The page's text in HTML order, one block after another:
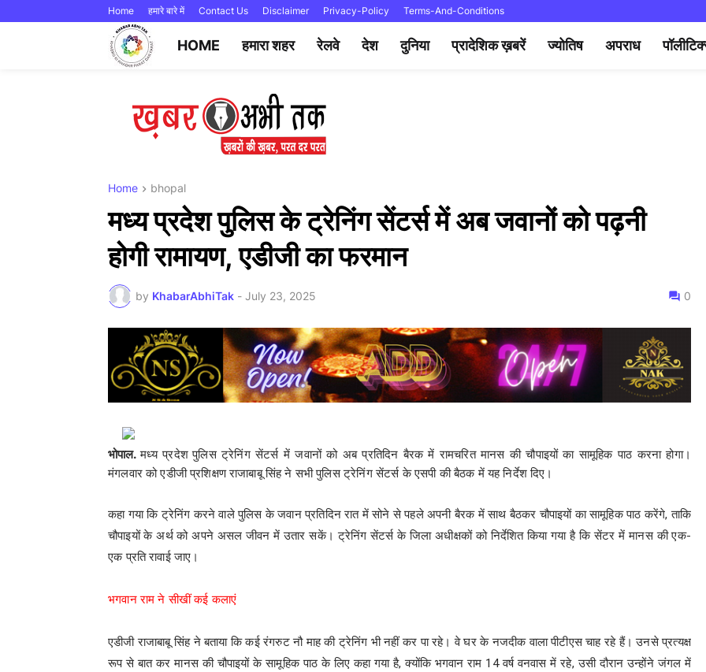
Home हमारे बारे में Contact Us Disclaimer Privacy-Policy Terms-And-Conditions
HOME हमारा शहर रेलवे देश दुनिया प्रादेशिक ख़बरें ज्योतिष अपराध
Home bhopal
मध्य प्रदेश पुलिस के ट्रेनिंग सेंटर्स में अब जवानों को पढ़नी
होगी रामायण, एडीजी का फरमान
by KhabarAbhiTak - July 23, 2025 0
भोपाल. मध्य प्रदेश पुलिस ट्रेनिंग सेंटर्स में जवानों को अब प्रतिदिन बैरक में रामचरित मानस की चौपाइयों का सामूहिक पाठ करना होगा।
मंगलवार को एडीजी प्रशिक्षण राजाबाबू सिंह ने सभी पुलिस ट्रेनिंग सेंटर्स के एसपी की बैठक में यह निर्देश दिए।
कहा गया कि ट्रेनिंग करने वाले पुलिस के जवान प्रतिदिन रात में सोने से पहले अपनी बैरक में साथ बैठकर चौपाइयों का सामूहिक पाठ करेंगे, ताकि
चौपाइयों के अर्थ को अपने असल जीवन में उतार सकें। ट्रेनिंग सेंटर्स के जिला अधीक्षकों को निर्देशित किया गया है कि सेंटर में मानस की एक-
एक प्रति रावाई जाए।
भगवान राम ने सीखीं कई कलाएं
एडीजी राजाबाबू सिंह ने बताया कि कई रंगरुट नौ माह की ट्रेनिंग भी नहीं कर पा रहे। वे घर के नजदीक वाला पीटीएस चाह रहे हैं। उनसे प्रत्यक्ष
रूप से बात कर मानस की चौपाइयों के सामूहिक पाठ के लिए कहा गया है, क्योंकि भगवान राम 14 वर्ष वनवास में रहे, उसी दौरान उन्होंने जंगल में